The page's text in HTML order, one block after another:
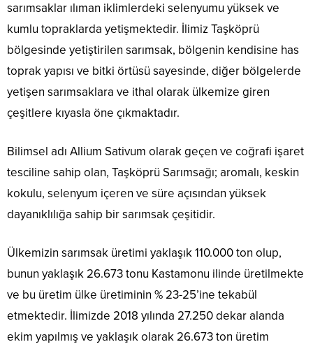
sarımsaklar ılıman iklimlerdeki selenyumu yüksek ve
kumlu topraklarda yetişmektedir. İlimiz Taşköprü
bölgesinde yetiştirilen sarımsak, bölgenin kendisine has
toprak yapısı ve bitki örtüsü sayesinde, diğer bölgelerde
yetişen sarımsaklara ve ithal olarak ülkemize giren
çeşitlere kıyasla öne çıkmaktadır.
Bilimsel adı Allium Sativum olarak geçen ve coğrafi işaret
tesciline sahip olan, Taşköprü Sarımsağı; aromalı, keskin
kokulu, selenyum içeren ve süre açısından yüksek
dayanıklılığa sahip bir sarımsak çeşitidir.
Ülkemizin sarımsak üretimi yaklaşık 110.000 ton olup,
bunun yaklaşık 26.673 tonu Kastamonu ilinde üretilmekte
ve bu üretim ülke üretiminin % 23-25’ine tekabül
etmektedir. İlimizde 2018 yılında 27.250 dekar alanda
ekim yapılmış ve yaklaşık olarak 26.673 ton üretim